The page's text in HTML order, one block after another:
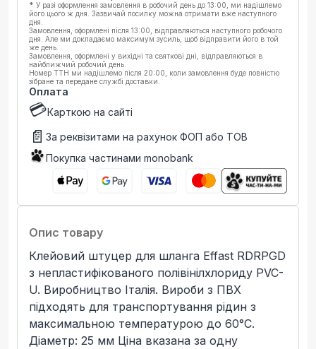
* У разі оформлення замовлення в робочий день до 13:00, ми надішлемо
його цього ж дня. Зазвичай посилку можна отримати вже наступного
дня.
Замовлення, оформлені після 13:00, відправляються наступного робочого
дня. Але ми докладаємо максимум зусиль, щоб відправити його в той
же день.
Замовлення, оформлені у вихідні та святкові дні, відправляються в
найближчий робочий день.
Номер ТТН ми надішлемо після 20:00, коли замовлення буде повністю
зібране та передане службі доставки.
Оплата
💳Карткою на сайті
📄 За реквізитами на рахунок ФОП або ТОВ
Покупка частинами monobank
Опис товару
Клейовий штуцер для шланга Effast RDRPGD
з непластифікованого полівінілхлориду PVC-
U. Виробництво Італія. Вироби з ПВХ
підходять для транспортування рідин з
максимальною температурою до 60°C.
Діаметр: 25 мм Ціна вказана за одну